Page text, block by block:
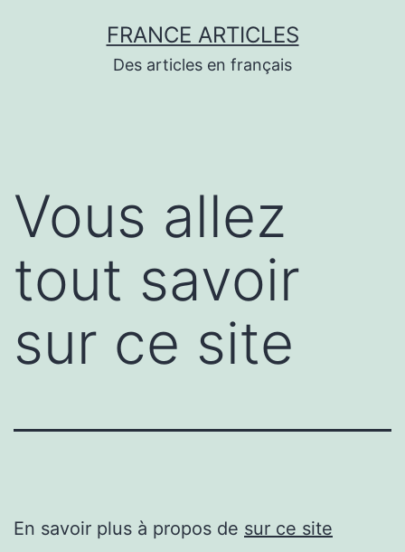
FRANCE ARTICLES
Des articles en français
Vous allez
tout savoir
sur ce site
En savoir plus à propos de sur ce site